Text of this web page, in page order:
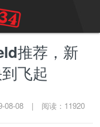
推荐，新
飞起
08-08 | 阅读：11920